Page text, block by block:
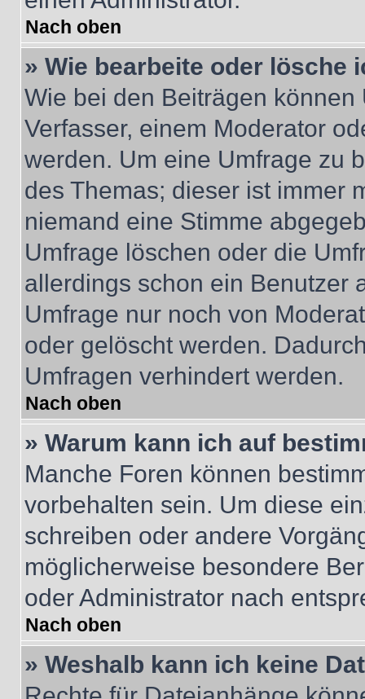
Nach oben
» Wie bearbeite oder lösche
Wie bei den Beiträgen
Verfasser, einem Moderator
werden. Um eine Umfrage zu
des Themas; dieser ist immer
niemand eine Stimme
Umfrage löschen oder die
allerdings schon ein Benutzer
Umfrage nur noch von
oder gelöscht werden.
Umfragen verhindert werden.
Nach oben
» Warum kann ich auf
Manche Foren können
vorbehalten sein. Um diese
schreiben oder andere
möglicherweise besondere
oder Administrator nach
Nach oben
» Weshalb kann ich keine